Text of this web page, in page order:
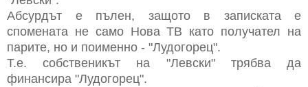
Абсурдът е пълен, защото в записката е
спомената не само Нова ТВ като получател на
парите, но и поименно - "Лудогорец".
Т.е. собственикът на "Левски" трябва да
финансира "Лудогорец".